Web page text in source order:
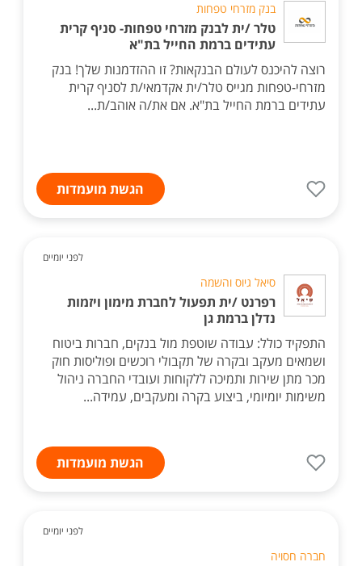
בנק מזרחי טפחות
טלר /ית לבנק מזרחי טפחות- סניף קרית
עתידים ברמת החייל בת"א
רוצה להיכנס לעולם הבנקאות? זו ההזדמנות שלך! בנק
מזרחי-טפחות מגייס טלר/ית אקדמאי/ת לסניף קרית
עתידים ברמת החייל בת"א. אם את/ה אוהב/ת...
הגשת מועמדות
לפני יומיים
סיאל גיוס והשמה
רפרנט /ית תפעול לחברת מימון ויזמות
נדלן ברמת גן
התפקיד כולל: עבודה שוטפת מול בנקים, חברות ביטוח
ושמאים מעקב ובקרה של תקבולי רוכשים ופוליסות חוק
מכר מתן שירות ותמיכה ללקוחות ועובדי החברה ניהול
משימות יומיומי, ביצוע בקרה ומעקבים, עמידה...
הגשת מועמדות
לפני יומיים
חברה חסויה